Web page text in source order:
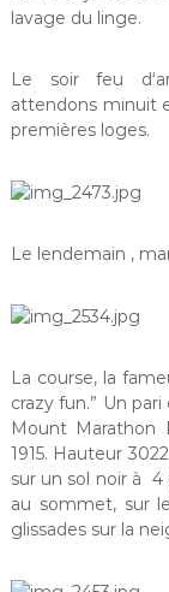
lavage du linge.
Le soir feu
attendons minuit
premières loges.
Le lendemain ,
La course, la
crazy fun.” Un
Mount Marathon
1915. Hauteur
sur un sol noir à
au sommet, sur
glissades sur la